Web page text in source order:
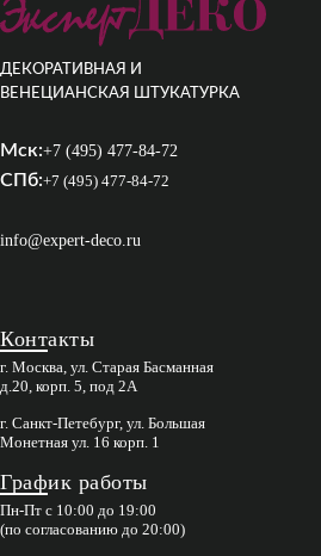
ДЕКОРАТИВНАЯ И
ВЕНЕЦИАНСКАЯ ШТУКАТУРКА
Мск:+7 (495) 477-84-72
СПб:+7 (495) 477-84-72
info@expert-deco.ru
Контакты
г. Москва, ул. Старая Басманная
д.20, корп. 5, под 2А
г. Санкт-Петебург, ул. Большая
Монетная ул. 16 корп. 1
График работы
Пн-Пт с 10:00 до 19:00
(по согласованию до 20:00)